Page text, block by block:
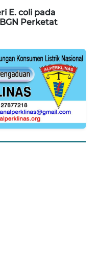
E. coli pada
Perketat